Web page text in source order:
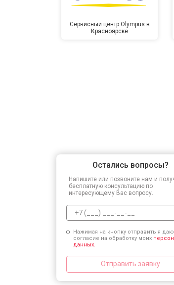
Сервисный центр Olympus в
Красноярске
Остались вопросы?
Напишите или позвоните нам и
бесплатную консультацию по
интересующему Вас вопросу.
Нажимая на кнопку отправить я
согласие на обработку моих
данных.
Отправить заявку